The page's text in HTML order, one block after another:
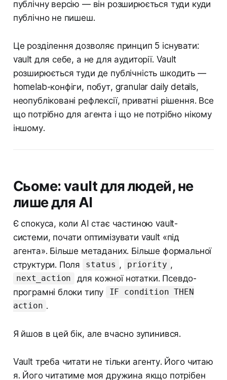
публічну версію — він розширюється туди куди
публічно не пишеш.
Це розділення дозволяє принцип 5 існувати:
vault для себе, а не для аудиторії. Vault
розширюється туди де публічність шкодить —
homelab-конфіги, побут, granular daily details,
неопубліковані рефлексії, приватні рішення. Все
що потрібно для агента і що не потрібно нікому
іншому.
Сьоме: vault для людей, не
лише для AI
Є спокуса, коли AI стає частиною vault-
системи, почати оптимізувати vault «під
агента». Більше метаданих. Більше формальної
структури. Поля
status , priority ,
next_action
для кожної нотатки. Псевдо-
програмні блоки типу
IF condition THEN
action .
Я йшов в цей бік, але вчасно зупинився.
Vault треба читати не тільки агенту. Його читаю
я. Його читатиме моя дружина якщо потрібен